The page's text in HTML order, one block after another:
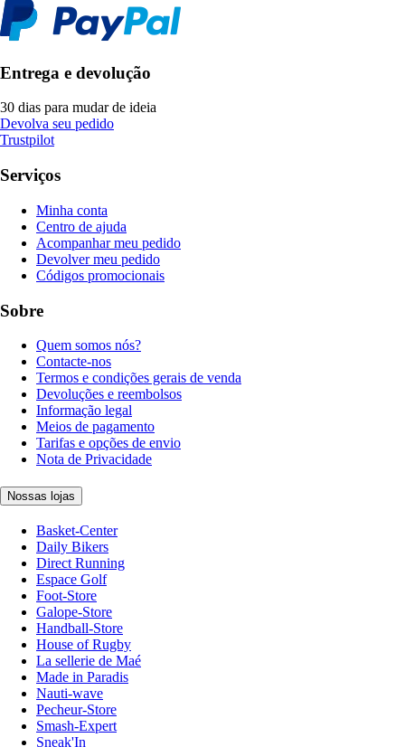
Entrega e devolução
30 dias para mudar de ideia
Devolva seu pedido
Trustpilot
Serviços
Minha conta
Centro de ajuda
Acompanhar meu pedido
Devolver meu pedido
Códigos promocionais
Sobre
Quem somos nós?
Contacte-nos
Termos e condições gerais de venda
Devoluções e reembolsos
Informação legal
Meios de pagamento
Tarifas e opções de envio
Nota de Privacidade
Nossas lojas
Basket-Center
Daily Bikers
Direct Running
Espace Golf
Foot-Store
Galope-Store
Handball-Store
House of Rugby
La sellerie de Maé
Made in Paradis
Nauti-wave
Pecheur-Store
Smash-Expert
Sneak'In